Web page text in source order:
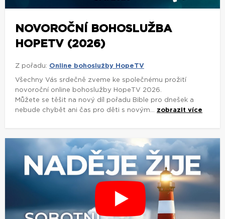
NOVOROČNÍ BOHOSLUŽBA
HOPETV (2026)
Z pořadu: Online bohoslužby HopeTV
Všechny Vás srdečně zveme ke společnému prožití
novoroční online bohoslužby HopeTV 2026.
Můžete se těšit na nový díl pořadu Bible pro dnešek a
nebude chybět ani čas pro děti s novým... zobrazit více